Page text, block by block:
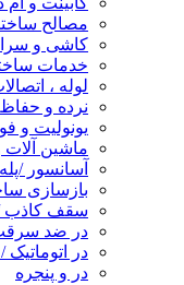
مصالح
کاشی و
خدمات
لوله ،
نرده و حفاظ
یونولیت و
ماشین آلات
آسانسور /
بازسازی
سقف کاذب /
در ضد
در
در و پنجره